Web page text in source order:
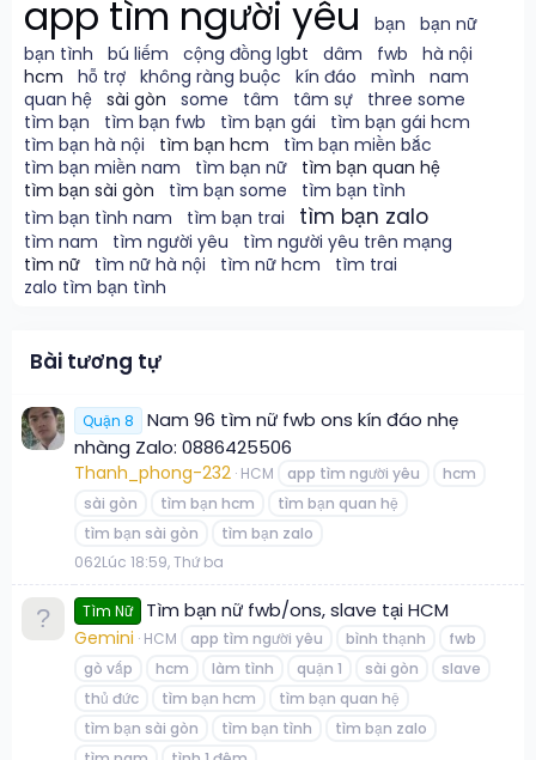
app tìm người yêu bạn
bạn nữ
bạn tình
bú liếm cộng đồng lgbt dâm fwb
hà nội
hcm
hỗ trợ không ràng buộc kín đáo mình
nam
quan hệ sài gòn some tâm tâm sự
three some
tìm bạn
tìm bạn fwb tìm bạn gái
tìm bạn gái hcm
tìm bạn hà nội
tìm bạn hcm
tìm bạn miền bắc
tìm bạn miền nam
tìm bạn nữ
tìm bạn quan hệ
tìm bạn sài gòn
tìm bạn some
tìm bạn tình
tìm bạn tình nam
tìm bạn trai tìm bạn zalo
tìm nam tìm người yêu
tìm người yêu trên mạng
tìm nữ
tìm nữ hà nội tìm nữ hcm
tìm trai
zalo tìm bạn tình
Bài tương tự
Quận 8
Nam 96 tìm nữ fwb ons kín đáo nhẹ
nhàng Zalo: 0886425506
Thanh_phong-232 HCM app tìm người yêu
hcm
sài gòn
tìm bạn hcm
tìm bạn quan hệ
tìm bạn sài gòn
tìm bạn zalo
062Lúc 18:59, Thứ ba
Tìm Nữ Tìm bạn nữ fwb/ons, slave tại HCM
Gemini HCM app tìm người yêu bình thạnh
fwb
gò vấp
hcm làm tình quận 1 sài gòn
slave
thủ đức
tìm bạn hcm
tìm bạn quan hệ
tìm bạn sài gòn
tìm bạn tình
tìm bạn zalo